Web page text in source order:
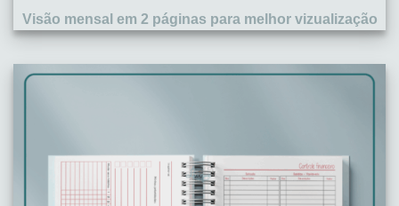
Visão mensal em 2 páginas para melhor vizualização